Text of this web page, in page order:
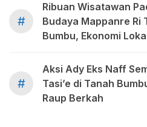
#
Ribuan Wisatawan
Budaya Mappanre Ri
Bumbu, Ekonomi
#
Aksi Ady Eks Naff
Tasi’e di Tanah
Raup Berkah